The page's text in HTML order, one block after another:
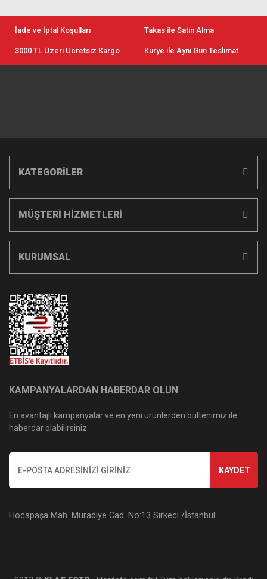
İade ve İptal Koşulları Takas ile Satın Alma
3000 TL Üzeri Ücretsiz Kargo Kurye ile Aynı Gün Teslimat
KATEGORİLER
MÜŞTERİ HİZMETLERİ
KURUMSAL
KAMPANYALARDAN HABERDAR OLUN
En avantajlı kampanyalar ve en yeni ürünlerden bültenimiz ile
haberdar olabilirsiniz.
KAYDET
Hocapaşa Mah. Muradiye Cad. No:13 Sirkeci /İstanbul